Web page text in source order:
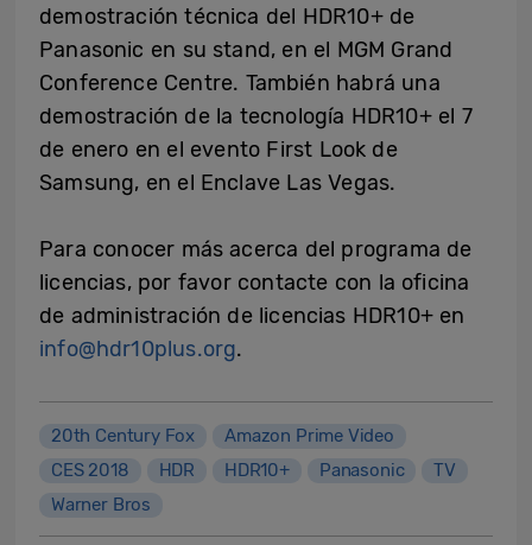
demostración técnica del HDR10+ de
Panasonic en su stand, en el MGM Grand
Conference Centre. También habrá una
demostración de la tecnología HDR10+ el 7
de enero en el evento First Look de
Samsung, en el Enclave Las Vegas.
Para conocer más acerca del programa de
licencias, por favor contacte con la oficina
de administración de licencias HDR10+ en
info@hdr10plus.org.
20th Century Fox
Amazon Prime Video
CES 2018
HDR HDR10+ Panasonic
TV
Warner Bros